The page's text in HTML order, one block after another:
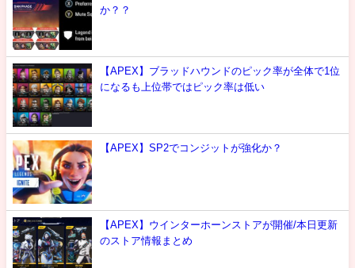
か？？
【APEX】ブラッドハウンドのピック率が全体で1位
になるも上位帯ではピック率は低い
【APEX】SP2でコンジットが強化か？
【APEX】ウインターホーンストアが開催/本日更新
のストア情報まとめ